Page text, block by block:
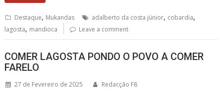
Destaque, Mukandas adalberto da costa júnior, cobardia,
lagosta, mandioca Leave a comment
COMER LAGOSTA PONDO O POVO A COMER
FARELO
27 de Fevereiro de 2025 Redacção F8